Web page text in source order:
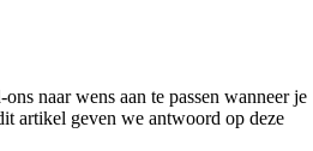
naar wens aan te passen wanneer je
artikel geven we antwoord op deze